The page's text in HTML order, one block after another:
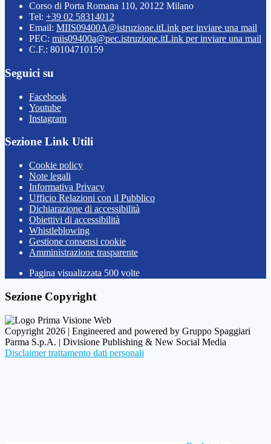
Corso di Porta Romana 110, 20122 Milano
Tel: +39 02 58314012
Email: MIIS09400A@istruzione.itLink per inviare una mail
PEC: miis09400a@pec.istruzione.itLink per inviare una mail
C.F.: 80104710159
Seguici su
Facebook
Youtube
Instagram
Sezione Link Utili
Cookie policy
Note legali
Informativa Privacy
Ufficio Relazioni con il Pubblico
Dichiarazione di accessibilità
Obiettivi di accessibilità
Whistleblowing
Gestione consensi cookie
Amministrazione trasparente
Pagina visualizzata 500 volte
Sezione Copyright
Copyright 2026 | Engineered and powered by Gruppo Spaggiari
Parma S.p.A. | Divisione Publishing & New Social Media
Disclaimer trattamento dati personali